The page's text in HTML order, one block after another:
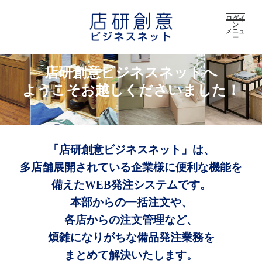
ログイ
ン
メニュ
ー
店研創意ビジネスネットへ
ようこそお越しくださいました！
「店研創意ビジネスネット」は、
多店舗展開されている企業様に便利な機能を
備えたWEB発注システムです。
本部からの一括注文や、
各店からの注文管理など、
煩雑になりがちな備品発注業務を
まとめて解決いたします。